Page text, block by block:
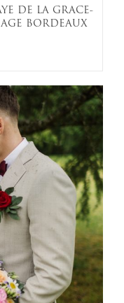
DE LA GRACE-
BORDEAUX